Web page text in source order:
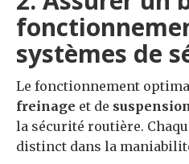
systèmes de
Le fonctionnement
freinage et de suspension
la sécurité routière.
distinct dans la